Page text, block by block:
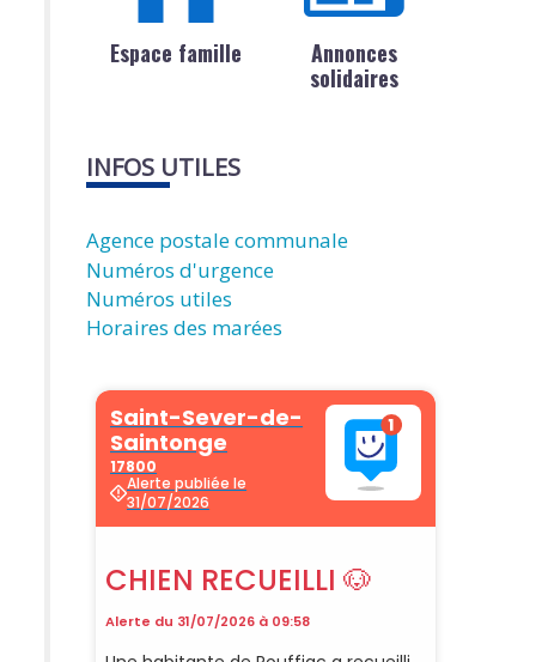
Espace famille
Annonces
solidaires
INFOS UTILES
Agence postale communale
Numéros d'urgence
Numéros utiles
Horaires des marées